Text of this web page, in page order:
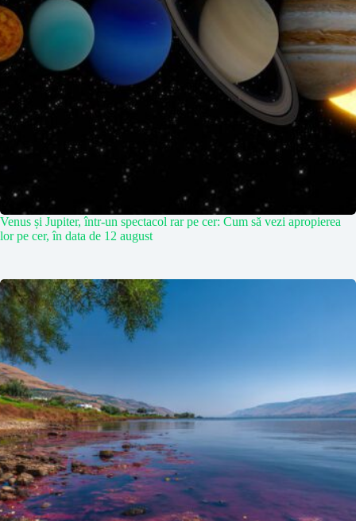
Venus și Jupiter, într-un spectacol rar pe cer: Cum să vezi apropierea
lor pe cer, în data de 12 august